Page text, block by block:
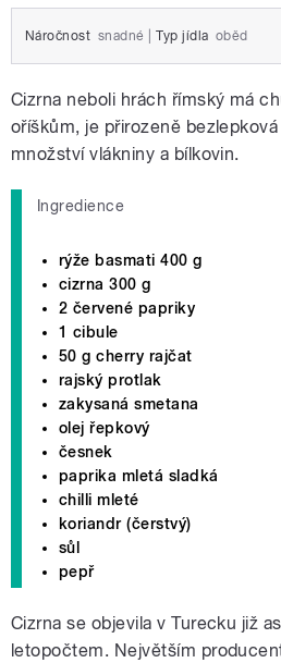
Náročnost snadné Typ jídla oběd
Cizrna neboli hrách římský má
oříškům, je přirozeně
množství vlákniny a bílkovin.
Ingredience
rýže basmati 400 g
cizrna 300 g
2 červené papriky
1 cibule
50 g cherry rajčat
rajský protlak
zakysaná smetana
olej řepkový
česnek
paprika mletá sladká
chilli mleté
koriandr (čerstvý)
sůl
pepř
Cizrna se objevila v Turecku již
letopočtem. Největším